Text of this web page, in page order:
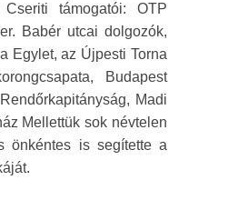
támogatói: OTP
Babér utcai dolgozók,
Egylet, az Újpesti Torna
Budapest
Madi
Mellettük sok névtelen
önkéntes is segítette a